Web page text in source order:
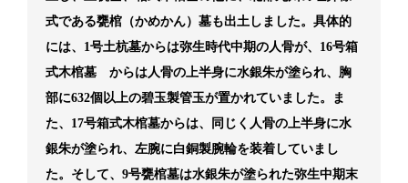
式である甕棺（かめかん）墓も出土しました。具体的
には、1号土杭墓からは弥生時代中期の人骨が、16号箱
式木棺墓 からは人骨の上半身に水銀朱が塗られ、胸
部に632個以上の碧玉製管玉が置かれていました。ま
た、17号箱式木棺墓からは、同じく人骨の上半身に水
銀朱が塗られ、左腕に白銅製腕輪を装着していまし
た。そして、9号甕棺墓は水銀朱が塗られた弥生中期末